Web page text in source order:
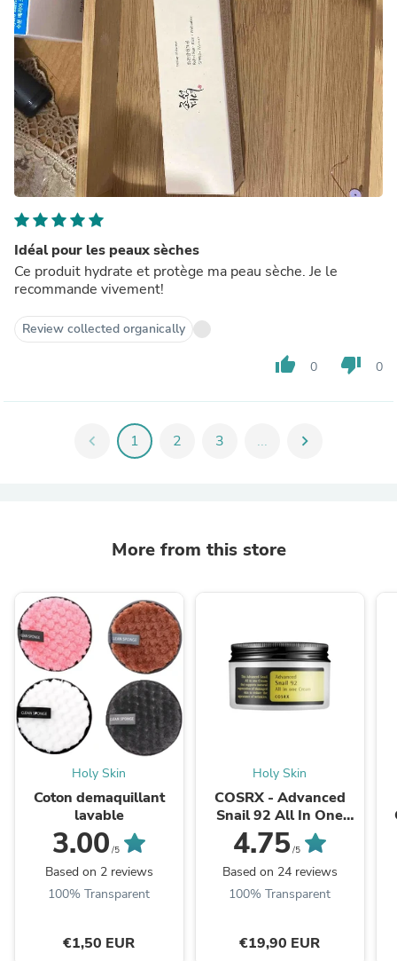
Idéal pour les peaux sèches
Ce produit hydrate et protège ma peau sèche. Je le
recommande vivement!
Review collected organically
thumb_up 0 thumb_down 0
chevron_left 1 2 3 ... chevron_right
More from this store
Holy Skin
Coton demaquillant
lavable
3.00 /5
Based on 2 reviews
100% Transparent
€1,50 EUR
Holy Skin
COSRX - Advanced
Snail 92 All In One
Cream
4.75/5
Based on 24 reviews
100% Transparent
€19,90 EUR